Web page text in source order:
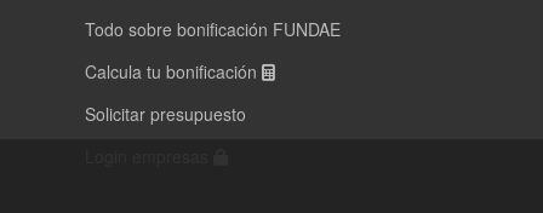
Todo sobre bonificación FUNDAE
Calcula tu bonificación
Solicitar presupuesto